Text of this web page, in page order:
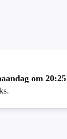
om 20:25